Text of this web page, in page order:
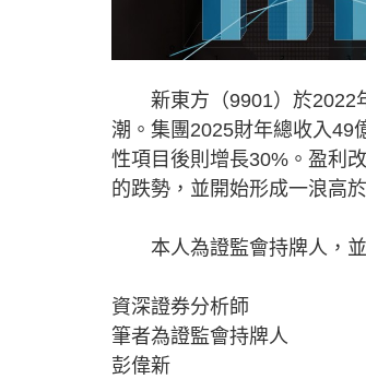
新東方（9901）於2022年
潮。集團2025財年總收入49
性項目後則增長30%。盈利
的跌勢，並開始形成一浪高
本人為證監會持牌人，並
資深證券分析師
筆者為證監會持牌人
彭偉新